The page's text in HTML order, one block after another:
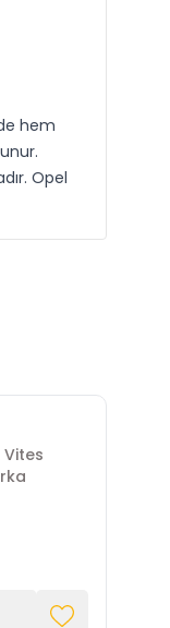
hem
Opel